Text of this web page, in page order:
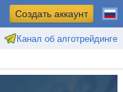
Канал об алготрейдинге
Создать аккаунт